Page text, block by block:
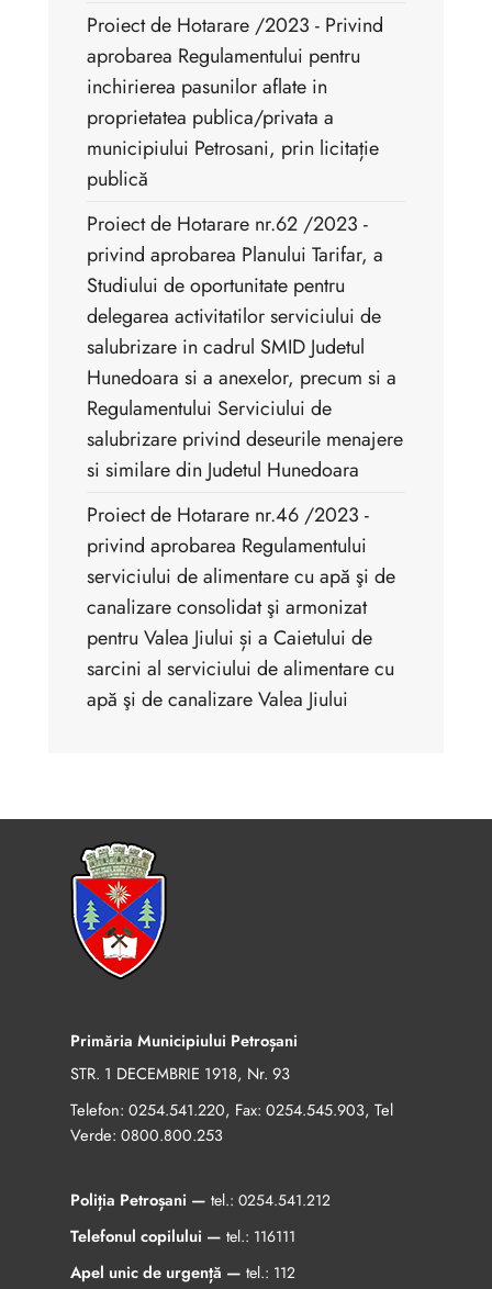
Proiect de Hotarare /2023 - Privind
aprobarea Regulamentului pentru
inchirierea pasunilor aflate in
proprietatea publica/privata a
municipiului Petrosani, prin licitație
publică
Proiect de Hotarare nr.62 /2023 -
privind aprobarea Planului Tarifar, a
Studiului de oportunitate pentru
delegarea activitatilor serviciului de
salubrizare in cadrul SMID Judetul
Hunedoara si a anexelor, precum si a
Regulamentului Serviciului de
salubrizare privind deseurile menajere
si similare din Judetul Hunedoara
Proiect de Hotarare nr.46 /2023 -
privind aprobarea Regulamentului
serviciului de alimentare cu apă şi de
canalizare consolidat şi armonizat
pentru Valea Jiului și a Caietului de
sarcini al serviciului de alimentare cu
apă şi de canalizare Valea Jiului
Primăria Municipiului Petroșani
STR. 1 DECEMBRIE 1918, Nr. 93
Telefon: 0254.541.220, Fax: 0254.545.903, Tel
Verde: 0800.800.253
Poliția Petroșani — tel.: 0254.541.212
Telefonul copilului — tel.: 116111
Apel unic de urgență — tel.: 112